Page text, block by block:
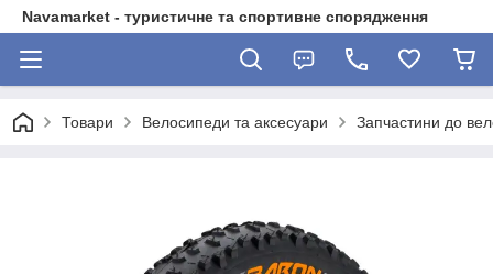
Navamarket - туристичне та спортивне спорядження
Товари Велосипеди та аксесуари Запчастини до